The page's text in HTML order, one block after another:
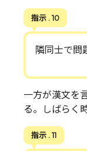
指示 . 10
隣同士で問
一方が漢文を
る。しばらく
指示 . 11